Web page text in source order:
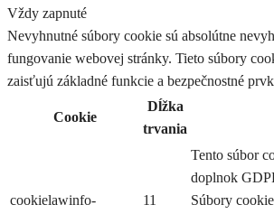
Vždy zapnuté
Nevyhnutné súbory cookie sú absolútne
fungovanie webovej stránky. Tieto súbory
zaisťujú základné funkcie a bezpečnostné
Cookie
Dĺžka
trvania
cookielawinfo-
11
Tento súbor
doplnok
Súbory